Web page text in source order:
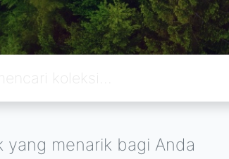
yang menarik bagi Anda